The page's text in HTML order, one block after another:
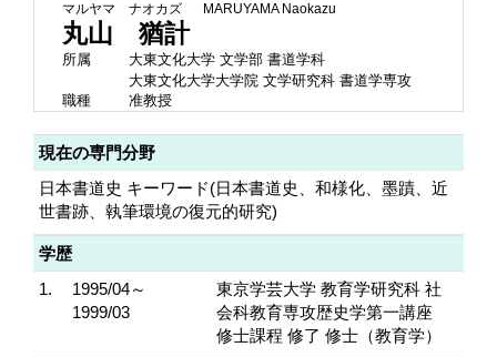
マルヤマ ナオカズ MARUYAMA Naokazu
丸山 猶計
所属
大東文化大学 文学部 書道学科
大東文化大学大学院 文学研究科 書道学専攻
職種
准教授
現在の専門分野
日本書道史 キーワード(日本書道史、和様化、墨蹟、近
世書跡、執筆環境の復元的研究)
学歴
1.
1995/04～
1999/03
東京学芸大学 教育学研究科 社
会科教育専攻歴史学第一講座
修士課程 修了 修士（教育学）